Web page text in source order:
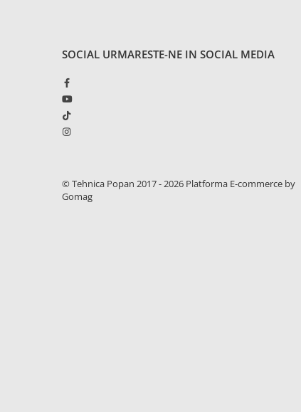
Gunoi Grajd
2.2.1. Administrare Dejectii
2.3.1 Erbicidare
SOCIAL URMARESTE-NE IN SOCIAL MEDIA
© Tehnica Popan 2017 - 2026 Platforma E-commerce by
Gomag